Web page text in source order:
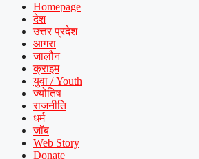
Homepage
देश
उत्तर प्रदेश
आगरा
जालौन
क्राइम
युवा / Youth
ज्योतिष
राजनीति
धर्म
जॉब
Web Story
Donate